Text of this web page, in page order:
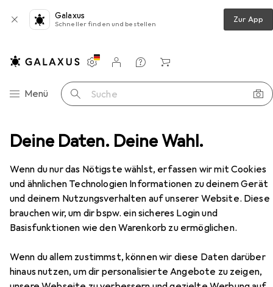
Deine Daten. Deine Wahl.
Wenn du nur das Nötigste wählst, erfassen wir mit Cookies
und ähnlichen Technologien Informationen zu deinem Gerät
und deinem Nutzungsverhalten auf unserer Website. Diese
brauchen wir, um dir bspw. ein sicheres Login und
Basisfunktionen wie den Warenkorb zu ermöglichen.
Wenn du allem zustimmst, können wir diese Daten darüber
hinaus nutzen, um dir personalisierte Angebote zu zeigen,
Galaxus
Schneller finden und bestellen Zur App
Navigation nach Kategorien
Menü Suche
Einstellungen
Kundenkonto
Vergleichslisten
Merklisten
Warenkorb
bicycle thermal bottle for drinks 620 ml - white
EUR
16,90
Rockbros35210029006 bicycle